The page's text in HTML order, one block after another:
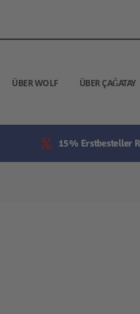
ÜBER WOLF ÜBER ÇAĞATAY
15% Erstbesteller